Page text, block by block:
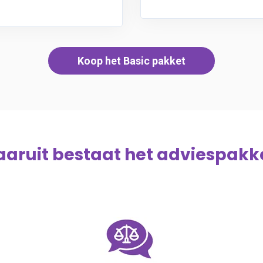
Koop het Basic pakket
bestaat het